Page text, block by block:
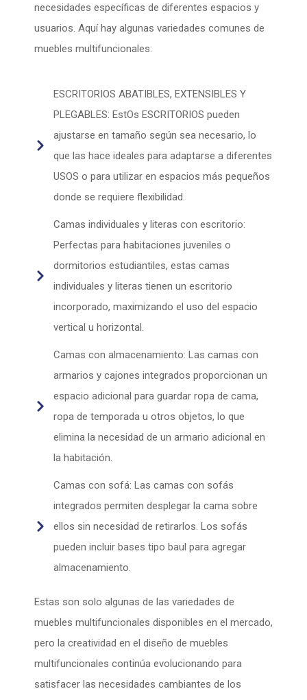
necesidades específicas de diferentes espacios y
usuarios. Aquí hay algunas variedades comunes de
muebles multifuncionales:
ESCRITORIOS ABATIBLES, EXTENSIBLES Y
PLEGABLES: EstOs ESCRITORIOS pueden
ajustarse en tamaño según sea necesario, lo
que las hace ideales para adaptarse a diferentes
USOS o para utilizar en espacios más pequeños
donde se requiere flexibilidad.
Camas individuales y literas con escritorio:
Perfectas para habitaciones juveniles o
dormitorios estudiantiles, estas camas
individuales y literas tienen un escritorio
incorporado, maximizando el uso del espacio
vertical u horizontal.
Camas con almacenamiento: Las camas con
armarios y cajones integrados proporcionan un
espacio adicional para guardar ropa de cama,
ropa de temporada u otros objetos, lo que
elimina la necesidad de un armario adicional en
la habitación.
Camas con sofá: Las camas con sofás
integrados permiten desplegar la cama sobre
ellos sin necesidad de retirarlos. Los sofás
pueden incluir bases tipo baul para agregar
almacenamiento.
Estas son solo algunas de las variedades de
muebles multifuncionales disponibles en el mercado,
pero la creatividad en el diseño de muebles
multifuncionales continúa evolucionando para
satisfacer las necesidades cambiantes de los